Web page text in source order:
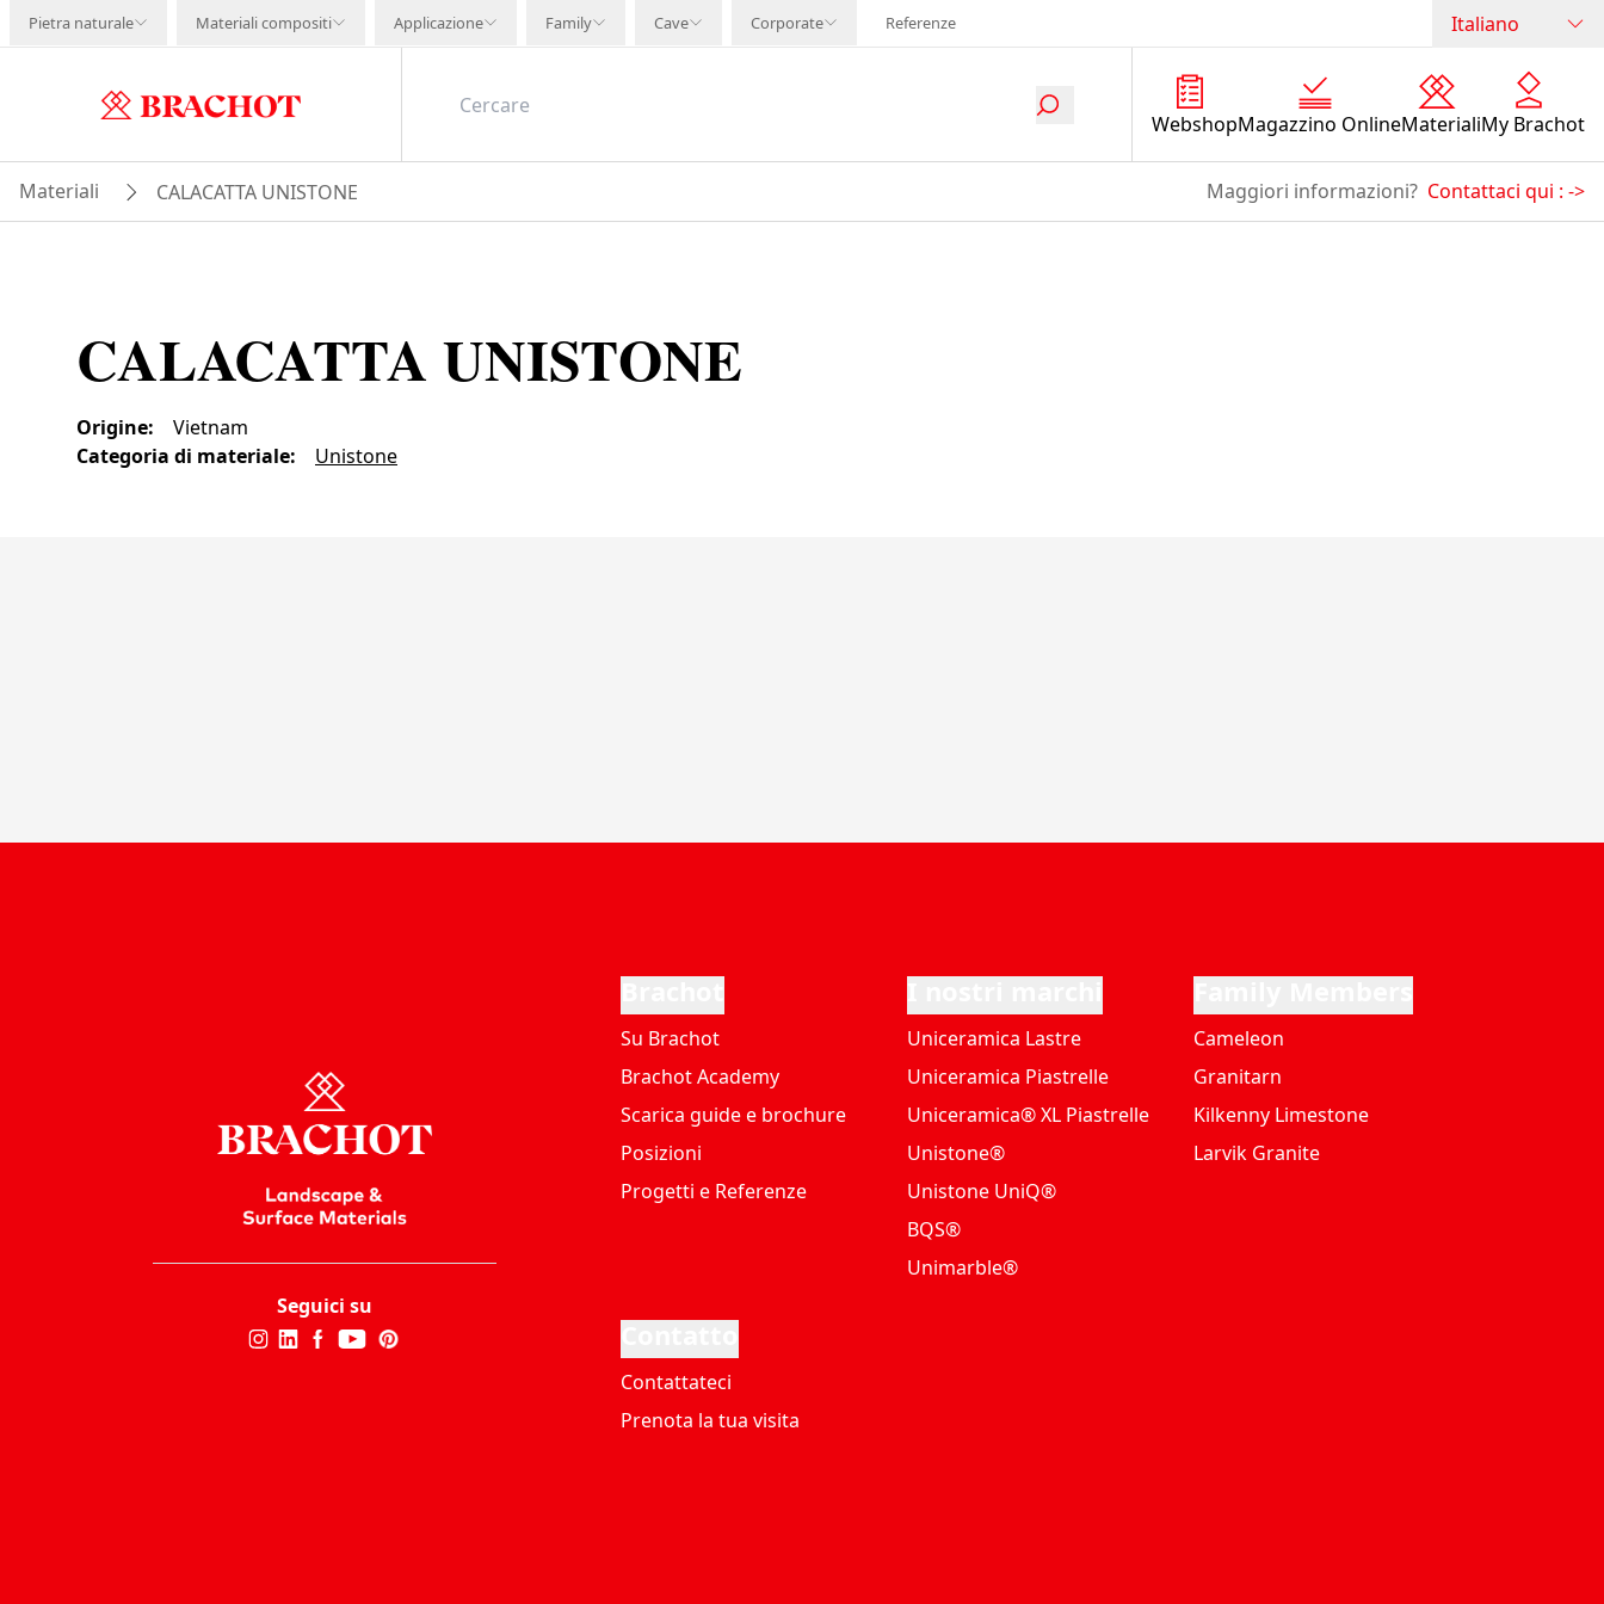
Pietra naturale Materiali compositi Applicazione Family Cave Corporate Referenze Italiano
WebshopMagazzino OnlineMaterialiMy Brachot
Materiali CALACATTA UNISTONE Maggiori informazioni? Contattaci qui : ->
CALACATTA UNISTONE
Origine:
Vietnam
Categoria di materiale: Unistone
Seguici su
Su Brachot
Brachot Academy
Scarica guide e brochure
Posizioni
Progetti e Referenze
Uniceramica Lastre
Uniceramica Piastrelle
Uniceramica® XL Piastrelle
Unistone®
Unistone UniQ®
BQS®
Unimarble®
Cameleon
Granitarn
Kilkenny Limestone
Larvik Granite
Contattateci
Prenota la tua visita